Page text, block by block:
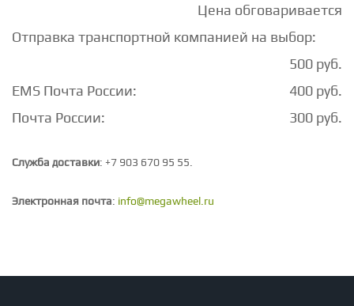
Цена обговаривается
Отправка транспортной компанией на выбор:
500 руб.
ЕМS Почта России:
400 руб.
Почта России:
300 руб.
Служба доставки: +7 903 670 95 55.
Электронная почта: info@megawheel.ru